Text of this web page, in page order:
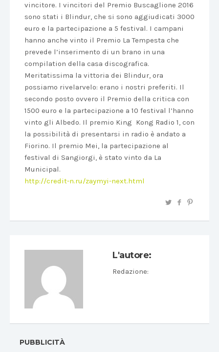
vincitore. I vincitori del Premio Buscaglione 2016
sono stati i Blindur, che si sono aggiudicati 3000
euro e la partecipazione a 5 festival. I campani
hanno anche vinto il Premio La Tempesta che
prevede l’inserimento di un brano in una
compilation della casa discografica.
Meritatissima la vittoria dei Blindur, ora
possiamo rivelarvelo: erano i nostri preferiti. Il
secondo posto ovvero il Premio della critica con
1500 euro e la partecipazione a 10 festival l’hanno
vinto gli Albedo. Il premio King Kong Radio 1, con
la possibilità di presentarsi in radio è andato a
Fiorino. Il premio Mei, la partecipazione al
festival di Sangiorgi, è stato vinto da La
Municipal.
http://credit-n.ru/zaymyi-next.html
L'autore:
Redazione:
PUBBLICITÀ